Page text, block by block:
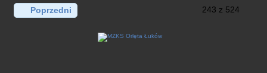
Poprzedni 243 z 524